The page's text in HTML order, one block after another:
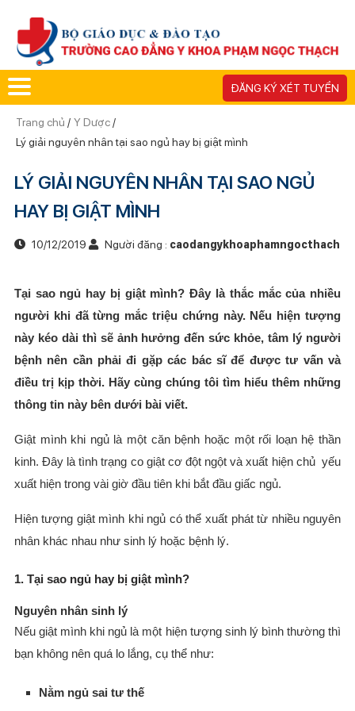
ĐĂNG KÝ XÉT TUYỂN
Trang chủ / Y Dược/
Lý giải nguyên nhân tại sao ngủ hay bị giật mình
LÝ GIẢI NGUYÊN NHÂN TẠI SAO NGỦ
HAY BỊ GIẬT MÌNH
10/12/2019 Người đăng : caodangykhoaphamngocthach
Tại sao ngủ hay bị giật mình? Đây là thắc mắc của nhiều
người khi đã từng mắc triệu chứng này. Nếu hiện tượng
này kéo dài thì sẽ ảnh hưởng đến sức khỏe, tâm lý người
bệnh nên cần phải đi gặp các bác sĩ để được tư vấn và
điều trị kịp thời. Hãy cùng chúng tôi tìm hiểu thêm những
thông tin này bên dưới bài viết.
Giật mình khi ngủ là một căn bệnh hoặc một rối loạn hệ thần
kinh. Đây là tình trạng co giật cơ đột ngột và xuất hiện chủ yếu
xuất hiện trong vài giờ đầu tiên khi bắt đầu giấc ngủ.
Hiện tượng giật mình khi ngủ có thể xuất phát từ nhiều nguyên
nhân khác nhau như sinh lý hoặc bệnh lý.
1. Tại sao ngủ hay bị giật mình?
Nguyên nhân sinh lý
Nếu giật mình khi ngủ là một hiện tượng sinh lý bình thường thì
bạn không nên quá lo lắng, cụ thể như:
Nằm ngủ sai tư thế